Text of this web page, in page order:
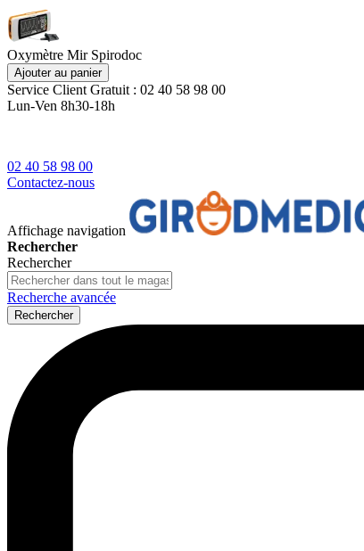
Oxymètre Mir Spirodoc
Ajouter au panier
Service Client Gratuit : 02 40 58 98 00
Lun-Ven 8h30-18h
02 40 58 98 00
Contactez-nous
Affichage navigation
Rechercher
Rechercher
Recherche avancée
Rechercher